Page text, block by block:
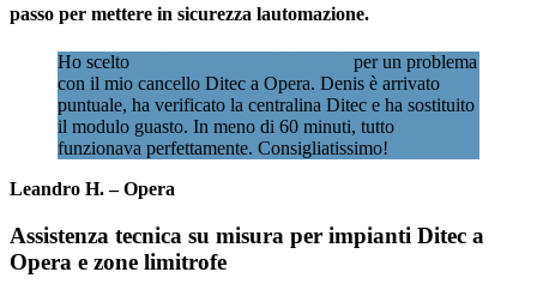
passo per mettere in sicurezza lautomazione.
Ho scelto
per un problema
con il mio cancello Ditec a Opera. Denis è arrivato
puntuale, ha verificato la centralina Ditec e ha sostituito
il modulo guasto. In meno di 60 minuti, tutto
funzionava perfettamente. Consigliatissimo!
Leandro H. – Opera
Assistenza tecnica su misura per impianti Ditec a
Opera e zone limitrofe